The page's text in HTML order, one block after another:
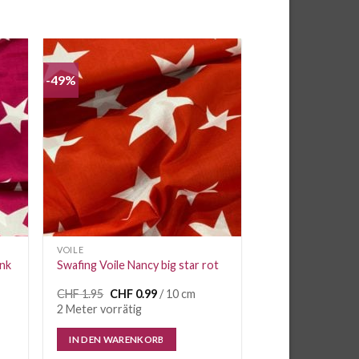
-49%
Auf die
VOILE
Swafing Voile Nancy big star rot
CHF1.95 Ursprünglicher
Preis
war:
CHF 1.95
CHF0.99Aktueller
CHF 0.99.
/ 10 cm
2 Meter vorrätig
IN DEN WARENKORB